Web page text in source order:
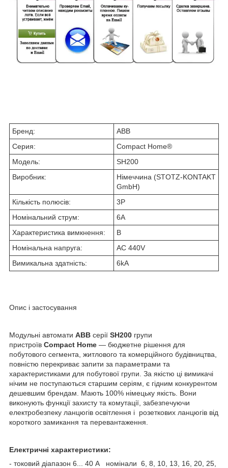
Бренд:
ABB
Серия:
Compact Home®
Модель:
SH200
Виробник:
Німеччина (STOTZ-KONTAKT
GmbH)
Кількість полюсів:
3P
Номінальний струм:
6А
Характеристика вимкнення:
B
Номінальна напруга:
AC 440V
Вимикальна здатність:
6kA
Опис і застосування
Модульні автомати ABB серії SH200 групи
пристроїв Compact Home — бюджетне рішення для
побутового сегмента, житлового та комерційного будівництва,
повністю перекриває запити за параметрами та
характеристиками для побутової групи. За якістю ці вимикачі
нічим не поступаються старшим серіям, є гідним конкурентом
дешевшим брендам. Мають 100% німецьку якість. Вони
виконують функції захисту та комутації, забезпечуючи
електробезпеку ланцюгів освітлення і розеткових ланцюгів від
короткого замикання та перевантаження.
Електричні характеристики:
- токовий діапазон 6... 40 А номінали 6, 8, 10, 13, 16, 20, 25,